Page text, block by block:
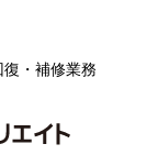
・補修業務